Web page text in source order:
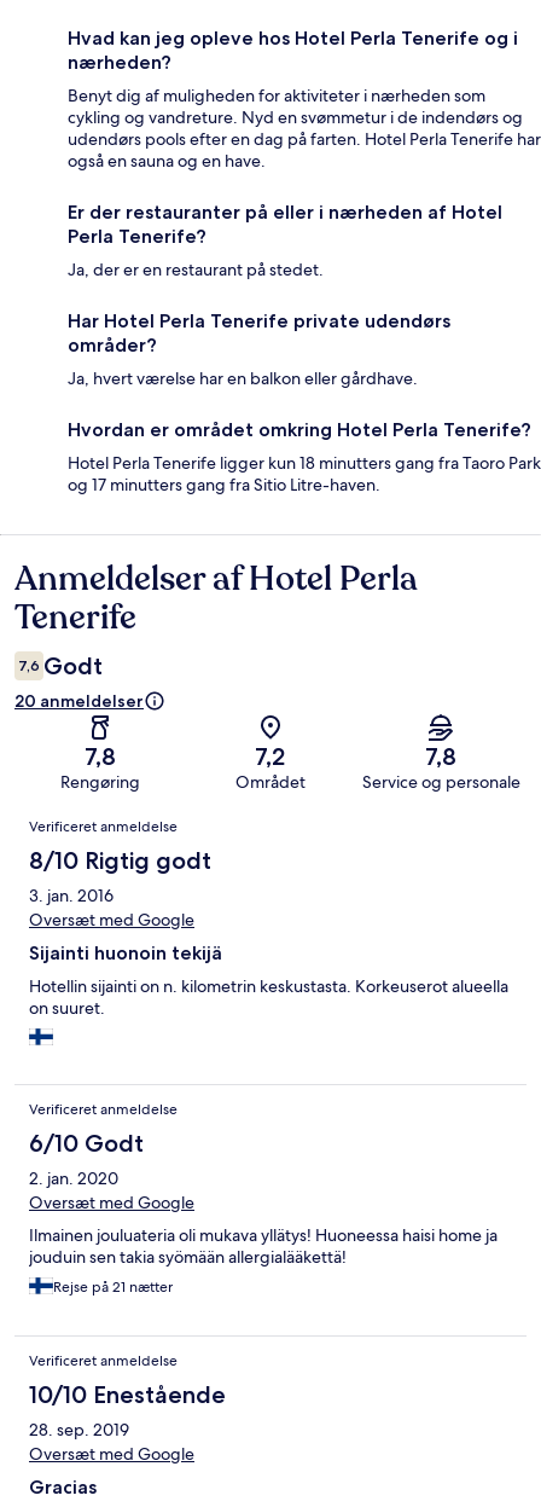
Hvad kan jeg opleve hos Hotel Perla Tenerife og i
nærheden?
Benyt dig af muligheden for aktiviteter i nærheden som
cykling og vandreture. Nyd en svømmetur i de indendørs og
udendørs pools efter en dag på farten. Hotel Perla Tenerife har
også en sauna og en have.
Er der restauranter på eller i nærheden af Hotel
Perla Tenerife?
Ja, der er en restaurant på stedet.
Har Hotel Perla Tenerife private udendørs
områder?
Ja, hvert værelse har en balkon eller gårdhave.
Hvordan er området omkring Hotel Perla Tenerife?
Hotel Perla Tenerife ligger kun 18 minutters gang fra Taoro Park
og 17 minutters gang fra Sitio Litre-haven.
Anmeldelser
Anmeldelser af Hotel Perla
Tenerife
7,6 Godt
20 anmeldelser
7,8
Rengøring
7,2
Området
7,8
Service og personale
Anmeldelser
Verificeret anmeldelse
8/10 Rigtig godt
3. jan. 2016
Oversæt med Google
Sijainti huonoin tekijä
Hotellin sijainti on n. kilometrin keskustasta. Korkeuserot alueella
on suuret.
Verificeret anmeldelse
6/10 Godt
2. jan. 2020
Oversæt med Google
Ilmainen jouluateria oli mukava yllätys! Huoneessa haisi home ja
jouduin sen takia syömään allergialääkettä!
Rejse på 21 nætter
Verificeret anmeldelse
10/10 Enestående
28. sep. 2019
Oversæt med Google
Gracias